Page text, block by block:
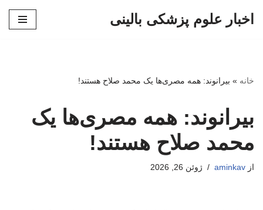
اخبار علوم پزشکی بالینی
خانه » بیرانوند: همه مصری‌ها یک محمد صلاح هستند!
بیرانوند: همه مصری‌ها یک
محمد صلاح هستند!
از aminkav ژوئن 26, 2026